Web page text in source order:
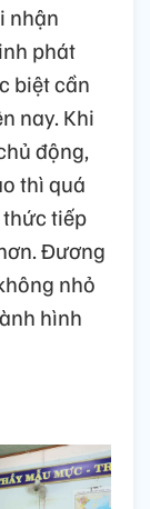
nhận
phát
biệt cần
nay. Khi
động,
thì quá
tiếp
Đương
nhỏ
hình